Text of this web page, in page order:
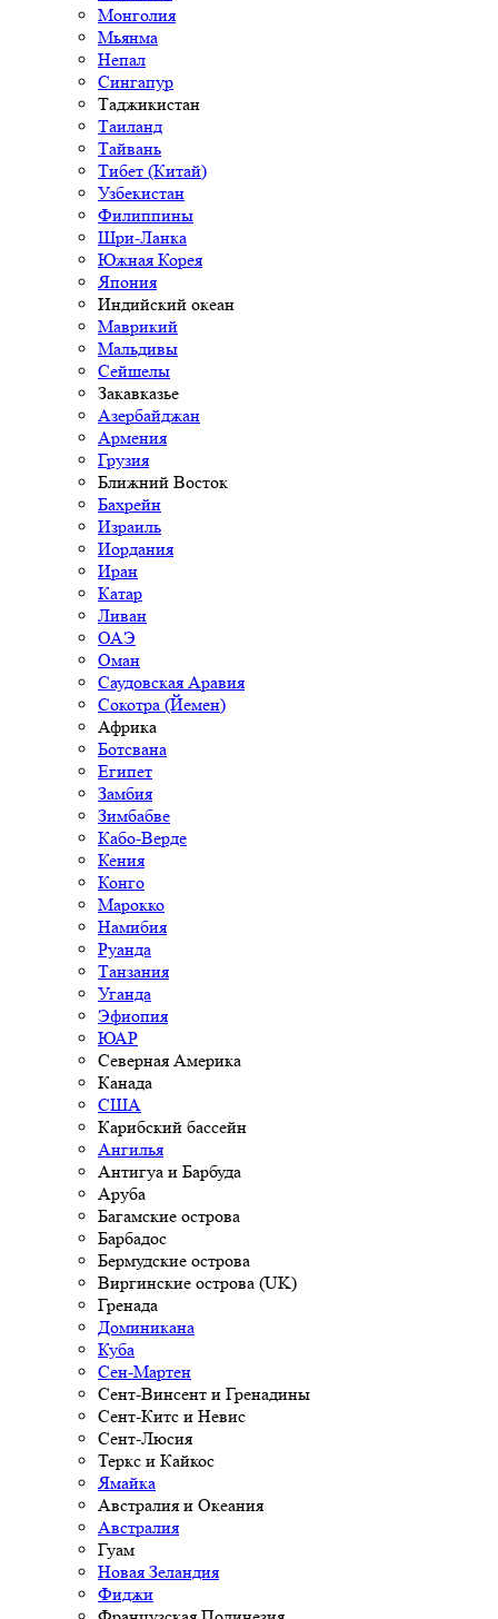
Монголия
Мьянма
Непал
Сингапур
Таджикистан
Таиланд
Тайвань
Тибет (Китай)
Узбекистан
Филиппины
Шри-Ланка
Южная Корея
Япония
Индийский океан
Маврикий
Мальдивы
Сейшелы
Закавказье
Азербайджан
Армения
Грузия
Ближний Восток
Бахрейн
Израиль
Иордания
Иран
Катар
Ливан
ОАЭ
Оман
Саудовская Аравия
Сокотра (Йемен)
Африка
Ботсвана
Египет
Замбия
Зимбабве
Кабо-Верде
Кения
Конго
Марокко
Намибия
Руанда
Танзания
Уганда
Эфиопия
ЮАР
Северная Америка
Канада
США
Карибский бассейн
Ангилья
Антигуа и Барбуда
Аруба
Багамские острова
Барбадос
Бермудские острова
Виргинские острова (UK)
Гренада
Доминикана
Куба
Сен-Мартен
Сент-Винсент и Гренадины
Сент-Китс и Невис
Сент-Люсия
Теркс и Кайкос
Ямайка
Австралия и Океания
Австралия
Гуам
Новая Зеландия
Фиджи